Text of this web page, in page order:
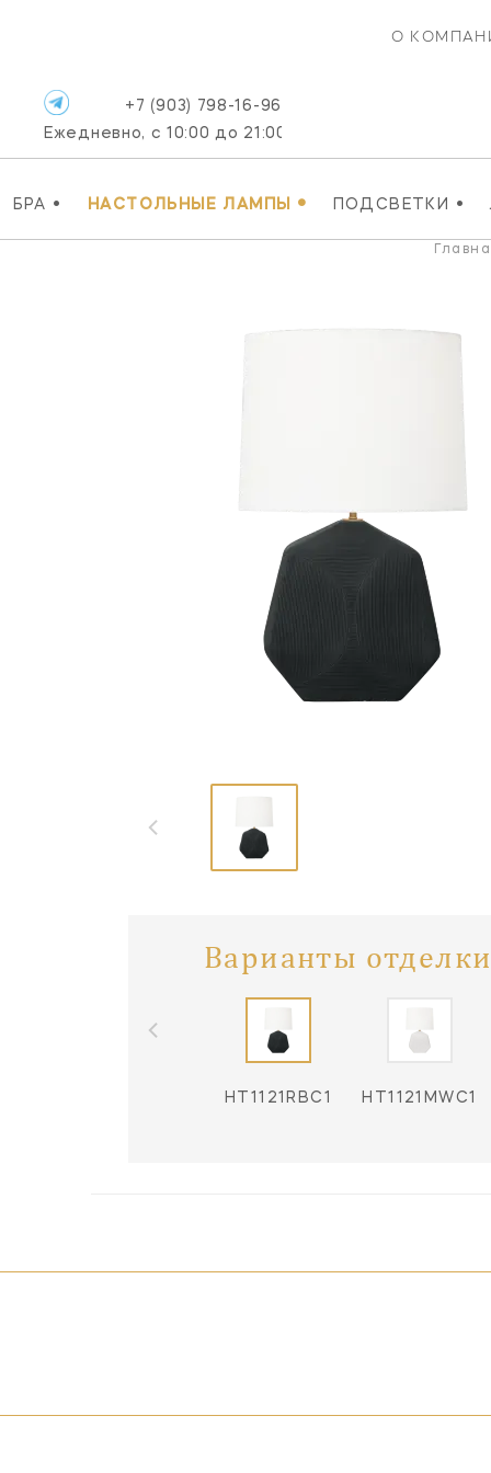
О
БРА • НАСТОЛЬНЫЕ ЛАМПЫ • ПОДСВЕТКИ •
+7 (903) 798-16-96
Ежедневно, с 10:00 до 21:00
Варианты
HT1121RBC1 HT1121MWC1